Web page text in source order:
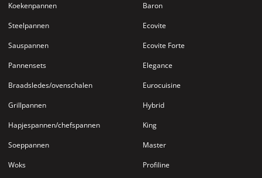
Koekenpannen
Steelpannen
Sauspannen
Pannensets
Braadsledes/ovenschalen
Grillpannen
Hapjespannen/chefspannen
Soeppannen
Woks
Baron
Ecovite
Ecovite Forte
Elegance
Eurocuisine
Hybrid
King
Master
Profiline